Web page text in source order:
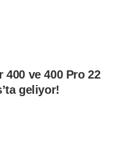
400 ve 400 Pro 22
geliyor!